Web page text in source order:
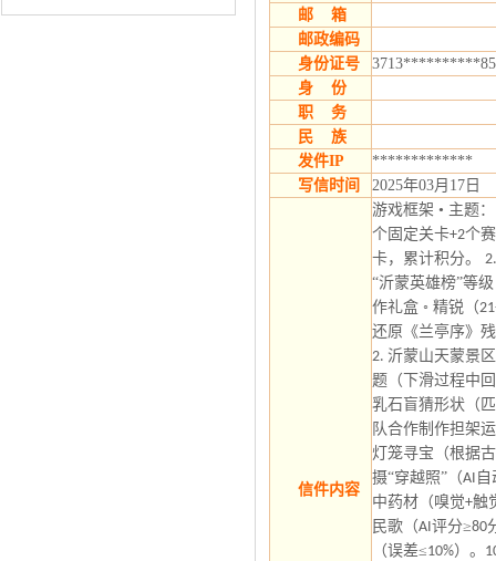
邮 箱
邮政编码
身份证号
身 份
职 务
民 族
发件IP
*************
写信时间
2025年03月17日
信件内容
游戏框架 • ​主题
个固定关卡+2个
卡，累计积分。
“沂蒙英雄榜”​等
作礼盒 ◦ ​精锐（
还原《兰亭序》
2. 沂蒙山天蒙景
题（下滑过程中
乳石盲猜形状（
队合作制作担架
灯笼寻宝（根据
摄“穿越照”（AI
中药材（嗅觉+触
民歌（AI评分≥80
（误差≤10%）。